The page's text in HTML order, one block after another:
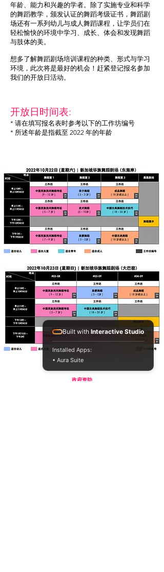
年龄、能力和兴趣的学者。除了实施专业和科学
的舞蹈教学，颁发认证的舞蹈考级证书，舞蹈剧
场还有一系列幼儿与成人舞蹈课程，让学员们在
轻松愉快的环境中学习、成长、体会和发现舞蹈
与肢体的美。
想多了解舞蹈剧场培训课程的种类、形式与学习
环境，此次将是最好的机会！赶紧登记报名参加
我们的开放日活动。
开放日时间表:
* 请在填写报名表时参考以下的工作坊编号
* 所述年龄是指截至 2022 年的年龄
​政府资助
Built with Interactive Studio
Installed Apps:
• Aura Suite